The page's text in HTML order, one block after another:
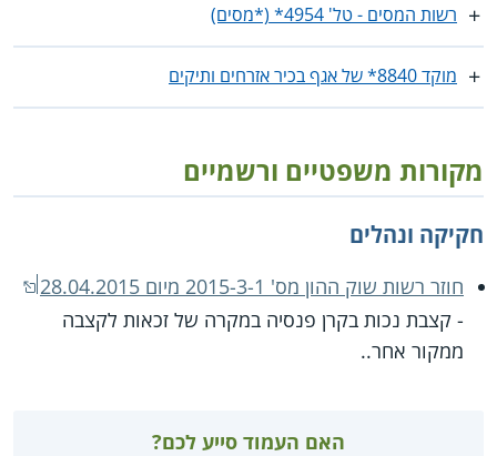
רשות המסים - טל' 4954* (*מסים)
מוקד 8840* של אגף בכיר אזרחים ותיקים
מקורות משפטיים ורשמיים
חקיקה ונהלים
חוזר רשות שוק ההון מס' 2015-3-1 מיום 28.04.2015
- קצבת נכות בקרן פנסיה במקרה של זכאות לקצבה
ממקור אחר..
האם העמוד סייע לכם?